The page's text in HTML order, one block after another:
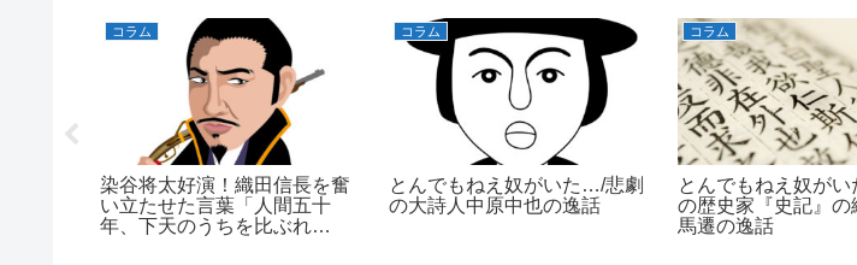
コラム
染谷将太好演！織田信長を奮
い立たせた言葉「人間五十
年、下天のうちを比ぶれ
コラム
とんでもねえ奴がいた…/悲劇
の大詩人中原中也の逸話
コラム
とんでもねえ奴が
の歴史家『史記』の
馬遷の逸話